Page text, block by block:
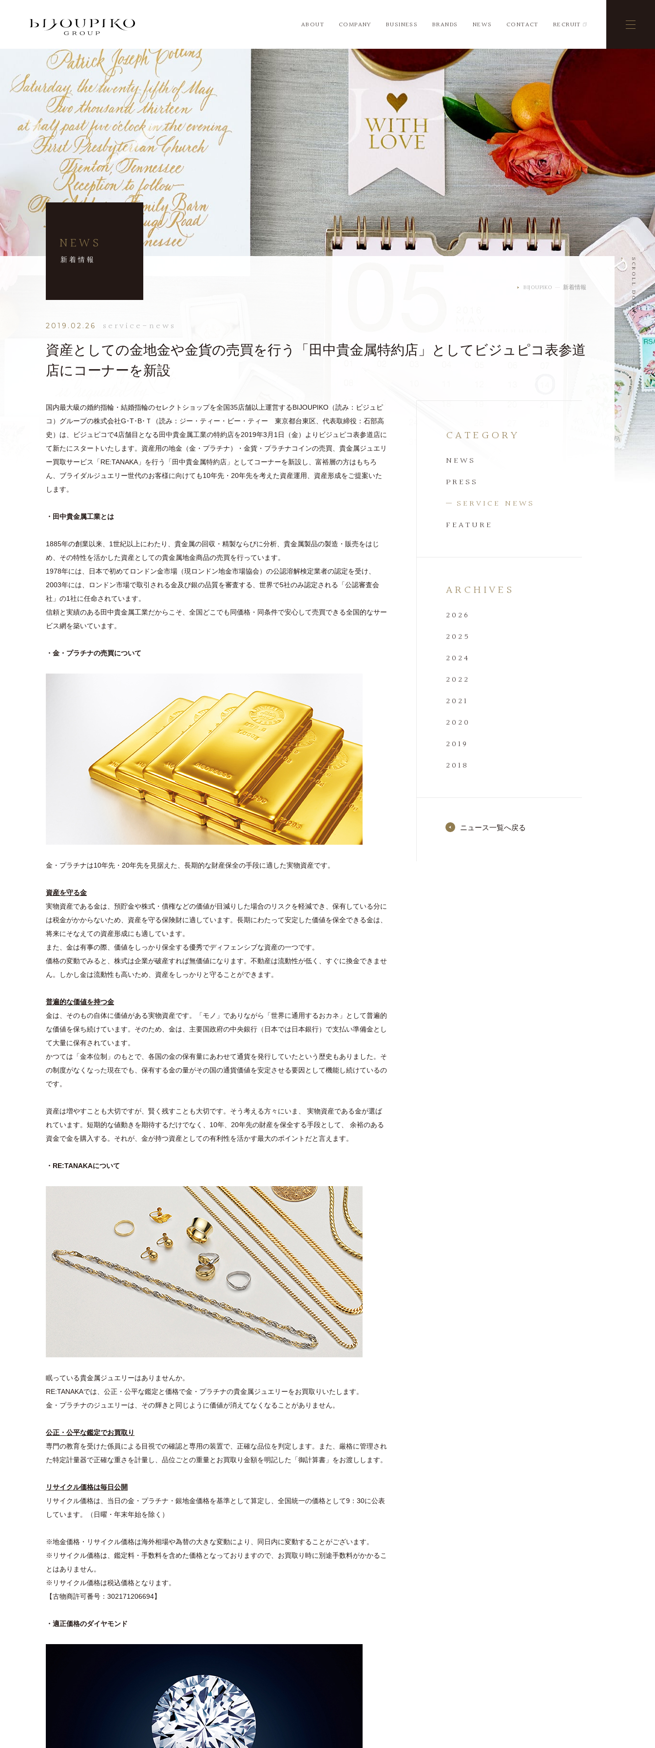
ABOUT COMPANY BUSINESS BRANDS NEWS CONTACT RECRUIT
SCROLL DOWN
NEWS
新着情報
BIJOUPIKO 新着情報
2019.02.26 service-news
資産としての金地金や金貨の売買を行う「田中貴金属特約店」としてビジュピコ表参道
店にコーナーを新設
国内最大級の婚約指輪・結婚指輪のセレクトショップを全国35店舗以上運営するBIJOUPIKO（読み：ビジュピ
コ）グループの株式会社G･T･B･Ｔ（読み：ジー・ティー・ビー・ティー 東京都台東区、代表取締役：石部高
史）は、ビジュピコで4店舗目となる田中貴金属工業の特約店を2019年3月1日（金）よりビジュピコ表参道店に
て新たにスタートいたします。資産用の地金（金・プラチナ）・金貨・プラチナコインの売買、貴金属ジュエリ
ー買取サービス「RE:TANAKA」を行う「田中貴金属特約店」としてコーナーを新設し、富裕層の方はもちろ
ん、ブライダルジュエリー世代のお客様に向けても10年先・20年先を考えた資産運用、資産形成をご提案いた
します。
・田中貴金属工業とは
1885年の創業以来、1世紀以上にわたり、貴金属の回収・精製ならびに分析、貴金属製品の製造・販売をはじ
め、その特性を活かした資産としての貴金属地金商品の売買を行っています。
1978年には、日本で初めてロンドン金市場（現ロンドン地金市場協会）の公認溶解検定業者の認定を受け、
2003年には、ロンドン市場で取引される金及び銀の品質を審査する、世界で5社のみ認定される「公認審査会
社」の1社に任命されています。
信頼と実績のある田中貴金属工業だからこそ、全国どこでも同価格・同条件で安心して売買できる全国的なサー
ビス網を築いています。
・金・プラチナの売買について
金・プラチナは10年先・20年先を見据えた、長期的な財産保全の手段に適した実物資産です。
資産を守る金
実物資産である金は、預貯金や株式・債権などの価値が目減りした場合のリスクを軽減でき、保有している分に
は税金がかからないため、資産を守る保険財に適しています。長期にわたって安定した価値を保全できる金は、
将来にそなえての資産形成にも適しています。
また、金は有事の際、価値をしっかり保全する優秀でディフェンシブな資産の一つです。
価格の変動でみると、株式は企業が破産すれば無価値になります。不動産は流動性が低く、すぐに換金できませ
ん。しかし金は流動性も高いため、資産をしっかりと守ることができます。
普遍的な価値を持つ金
金は、そのもの自体に価値がある実物資産です。「モノ」でありながら「世界に通用するおカネ」として普遍的
な価値を保ち続けています。そのため、金は、主要国政府の中央銀行（日本では日本銀行）で支払い準備金とし
て大量に保有されています。
かつては「金本位制」のもとで、各国の金の保有量にあわせて通貨を発行していたという歴史もありました。そ
の制度がなくなった現在でも、保有する金の量がその国の通貨価値を安定させる要因として機能し続けているの
です。
資産は増やすことも大切ですが、賢く残すことも大切です。そう考える方々にいま、 実物資産である金が選ば
れています。短期的な値動きを期待するだけでなく、10年、20年先の財産を保全する手段として、 余裕のある
資金で金を購入する。それが、金が持つ資産としての有利性を活かす最大のポイントだと言えます。
・RE:TANAKAについて
眠っている貴金属ジュエリーはありませんか。
RE:TANAKAでは、公正・公平な鑑定と価格で金・プラチナの貴金属ジュエリーをお買取りいたします。
金・プラチナのジュエリーは、その輝きと同じように価値が消えてなくなることがありません。
公正・公平な鑑定でお買取り
専門の教育を受けた係員による目視での確認と専用の装置で、正確な品位を判定します。また、厳格に管理され
た特定計量器で正確な重さを計量し、品位ごとの重量とお買取り金額を明記した「御計算書」をお渡しします。
リサイクル価格は毎日公開
リサイクル価格は、当日の金・プラチナ・銀地金価格を基準として算定し、全国統一の価格として9：30に公表
しています。（日曜・年末年始を除く）
※地金価格・リサイクル価格は海外相場や為替の大きな変動により、同日内に変動することがございます。
※リサイクル価格は、鑑定料・手数料を含めた価格となっておりますので、お買取り時に別途手数料がかかるこ
とはありません。
※リサイクル価格は税込価格となります。
【古物商許可番号：302171206694】
・適正価格のダイヤモンド
CATEGORY
NEWS
PRESS
SERVICE NEWS
FEATURE
ARCHIVES
2026
2025
2024
2022
2021
2020
2019
2018
ニュース一覧へ戻る